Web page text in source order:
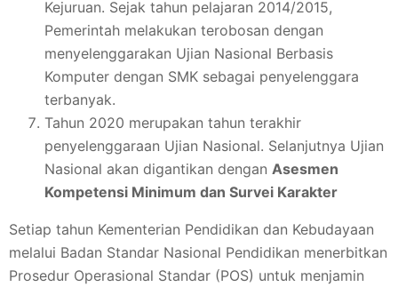
Kejuruan. Sejak tahun pelajaran 2014/2015,
Pemerintah melakukan terobosan dengan
menyelenggarakan Ujian Nasional Berbasis
Komputer dengan SMK sebagai penyelenggara
terbanyak.
Tahun 2020 merupakan tahun terakhir
penyelenggaraan Ujian Nasional. Selanjutnya Ujian
Nasional akan digantikan dengan Asesmen
Kompetensi Minimum dan Survei Karakter
Setiap tahun Kementerian Pendidikan dan Kebudayaan
melalui Badan Standar Nasional Pendidikan menerbitkan
Prosedur Operasional Standar (POS) untuk menjamin